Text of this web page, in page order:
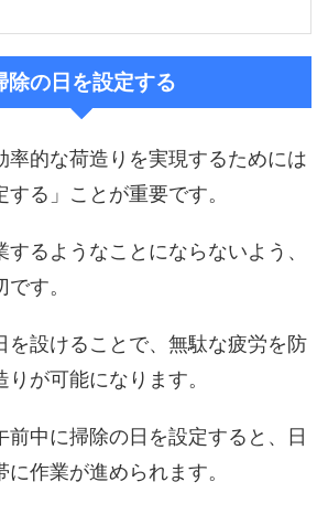
除の日を設定する
率的な荷造りを実現するためには
する」ことが重要です。
するようなことにならないよう、
す。
を設けることで、無駄な疲労を防
が可能になります。
前中に掃除の日を設定すると、日
作業が進められます。